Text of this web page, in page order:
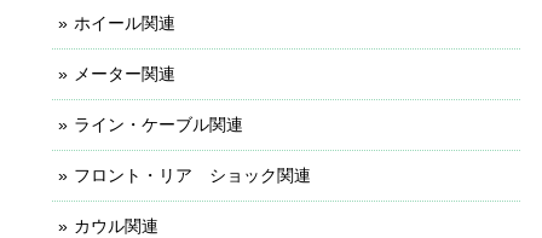
ホイール関連
メーター関連
ライン・ケーブル関連
フロント・リア ショック関連
カウル関連